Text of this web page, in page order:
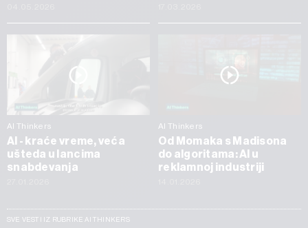
AI Thinkers
AI - kraće vreme, veća
ušteda u lancima
snabdevanja
AI Thinkers
Od Momaka s Madisona
do algoritama: AI u
reklamnoj industriji
SVE VESTI IZ RUBRIKE AI THINKERS